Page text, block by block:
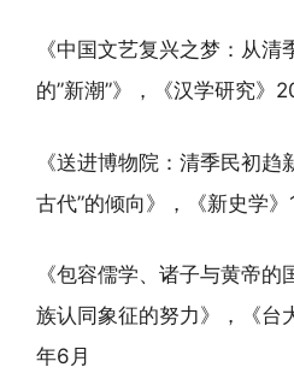
《中国文艺复兴之梦：从清
的”新潮”》，《汉学研究》
《送进博物院：清季民初趋
古代”的倾向》，《新史学
《包容儒学、诸子与黄帝
族认同象征的努力》，《
年6月